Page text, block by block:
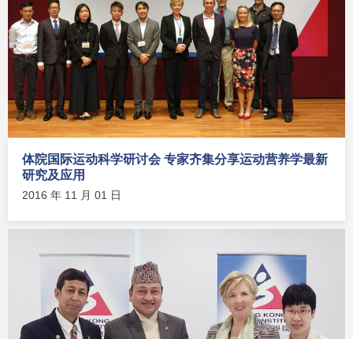
体院国际运动科学研讨会 专家齐集分享运动营养学最新
研究及应用
2016 年 11 月 01 日